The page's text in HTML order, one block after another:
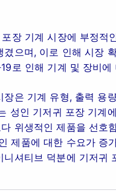
장 기계 시장에 부정
으며, 이로 인해 시장
로 인해 기계 및 장비
은 기계 유형, 출력 용
성인 기저귀 포장 기계
위생적인 제품을 선
제품에 대한 수요가 증
셔티브 덕분에 기저